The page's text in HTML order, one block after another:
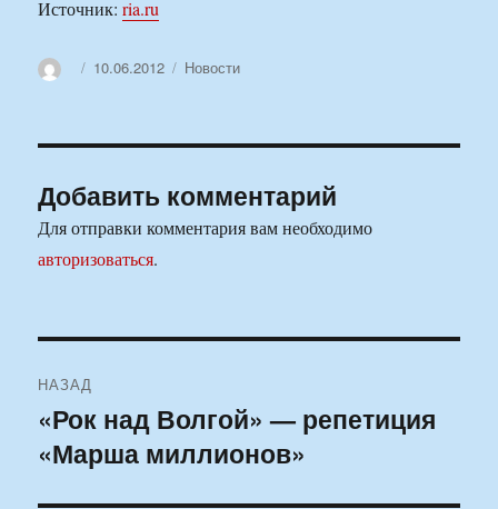
Источник:ria.ru
АвторОпубликовано
10.06.2012 Рубрики
Новости
Добавить комментарий
Для отправки комментария вам необходимо
авторизоваться.
по
записям
НАЗАД
Предыдущая
запись:
«Рок над Волгой» — репетиция
«Марша миллионов»